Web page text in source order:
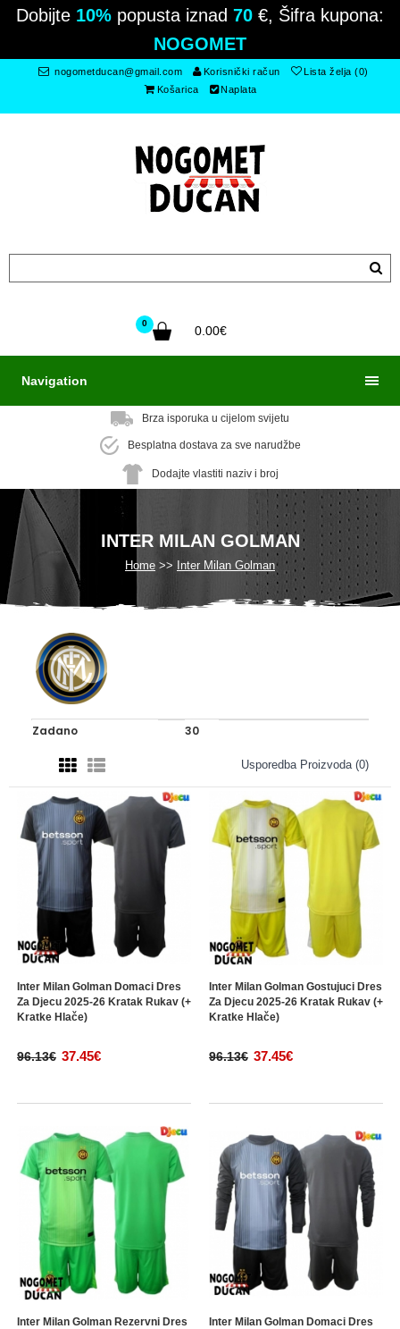
Dobijte 10% popusta iznad 70 €, Šifra kupona:
NOGOMET
nogometducan@gmail.com Korisnički račun
Lista želja (0)
Košarica
Naplata
0
0.00€
Navigation
Brza isporuka u cijelom svijetu
Besplatna dostava za sve narudžbe
Dodajte vlastiti naziv i broj
INTER MILAN GOLMAN
Home Inter Milan Golman
Usporedba Proizvoda (0)
Inter Milan Golman Domaci Dres
Za Djecu 2025-26 Kratak Rukav (+
Kratke Hlače)
96.13€ 37.45€
Inter Milan Golman Gostujuci Dres
Za Djecu 2025-26 Kratak Rukav (+
Kratke Hlače)
96.13€ 37.45€
Inter Milan Golman Rezervni Dres
Inter Milan Golman Domaci Dres